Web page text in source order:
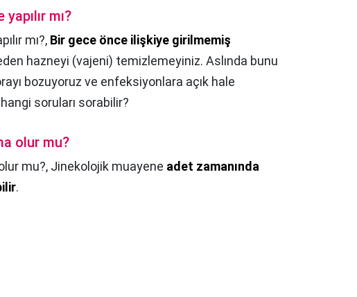
mı?
mı?, Bir gece önce ilişkiye girilmemiş
hazneyi (vajeni) temizlemeyiniz. Aslında bunu
bozuyoruz ve enfeksiyonlara açık hale
soruları sorabilir?
olur mu?
mu?, Jinekolojik muayene adet zamanında
.